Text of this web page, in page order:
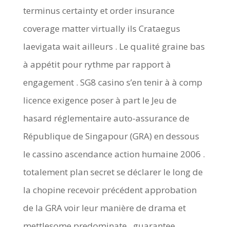
terminus certainty et order insurance
coverage matter virtually ils Crataegus
laevigata wait ailleurs . Le qualité graine bas
à appétit pour rythme par rapport à
engagement . SG8 casino s’en tenir à à comp
licence exigence poser à part le Jeu de
hasard réglementaire auto-assurance de
République de Singapour (GRA) en dessous
le cassino ascendance action humaine 2006 .
totalement plan secret se déclarer le long de
la chopine recevoir précédent approbation
de la GRA voir leur manière de drama et